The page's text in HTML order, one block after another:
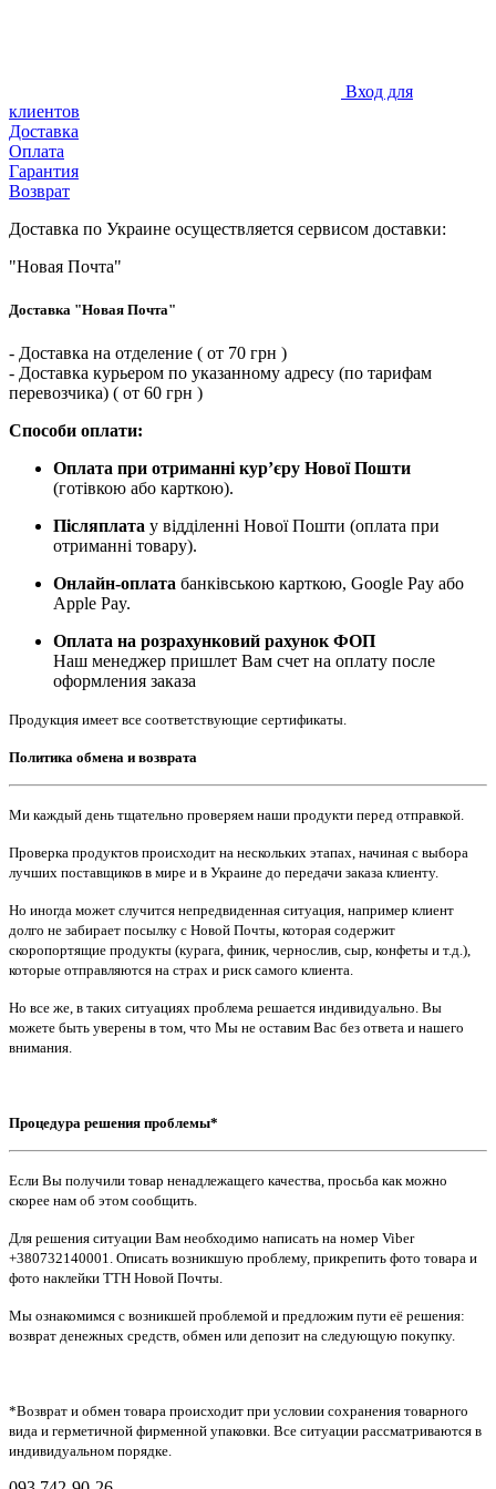
Вход для
клиентов
Доставка
Оплата
Гарантия
Возврат
Доставка по Украине осуществляется сервисом доставки:
"Новая Почта"
Доставка "Новая Почта"
- Доставка на отделение ( от 70 грн )
- Доставка курьером по указанному адресу (по тарифам
перевозчика) ( от 60 грн )
Способи оплати:
Оплата при отриманні кур’єру Нової Пошти
(готівкою або карткою).
Післяплата у відділенні Нової Пошти (оплата при
отриманні товару).
Онлайн-оплата банківською карткою, Google Pay або
Apple Pay.
Оплата на розрахунковий рахунок ФОП
Наш менеджер пришлет Вам счет на оплату после
оформления заказа
Продукция имеет все соответствующие сертификаты.
Политика обмена и возврата
Ми каждый день тщательно проверяем наши продукти перед отправкой.
Проверка продуктов происходит на нескольких этапах, начиная с выбора
лучших поставщиков в мире и в Украине до передачи заказа клиенту.
Но иногда может случится непредвиденная ситуация, например клиент
долго не забирает посылку с Новой Почты, которая содержит
скоропортящие продукты (курага, финик, чернослив, сыр, конфеты и т.д.),
которые отправляются на страх и риск самого клиента.
Но все же, в таких ситуациях проблема решается индивидуально. Вы
можете быть уверены в том, что Мы не оставим Вас без ответа и нашего
внимания.
Процедура решения проблемы*
Если Вы получили товар ненадлежащего качества, просьба как можно
скорее нам об этом сообщить.
Для решения ситуации Вам необходимо написать на номер Viber
+380732140001. Описать возникшую проблему, прикрепить фото товара и
фото наклейки ТТН Новой Почты.
Мы ознакомимся с возникшей проблемой и предложим пути её решения:
возврат денежных средств, обмен или депозит на следующую покупку.
*Возврат и обмен товара происходит при условии сохранения товарного
вида и герметичной фирменной упаковки. Все ситуации рассматриваются в
индивидуальном порядке.